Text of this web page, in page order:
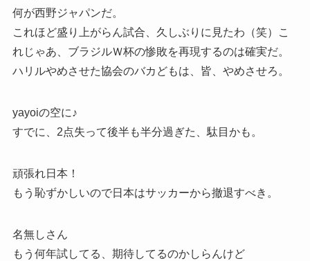
何が西野ジャパンだ。
これほど盛り上がらん試合、久しぶりに見たわ（笑）こ
れじゃあ、ブラジルＷ杯の惨敗を再現するのは確実だ。
ハリルやめさせた協会のバカどもは、皆、やめさせろ。
yayoiの空に♪
すでに、2点失って後半も半分過ぎた、駄目かも。
頑張れ日本！
もう恥ずかしいので日本はサッカーから撤退すべき。
名無しさん
もう何年試してる、期待してるのかしらんけど